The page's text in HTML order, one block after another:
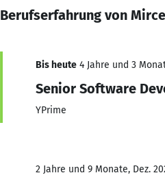
Berufserfahrung von
Bis heute 4 Jahre und 3
Senior Software
YPrime
2 Jahre und 9 Monate, Dez.